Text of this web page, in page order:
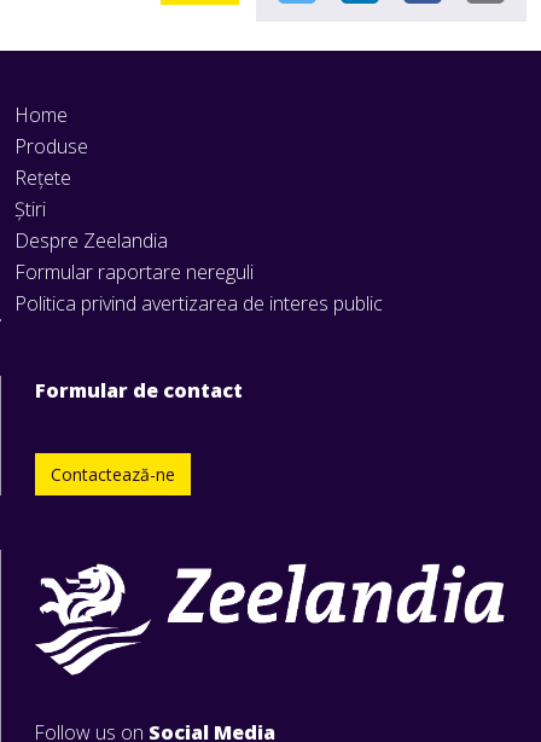
Home
Produse
Rețete
Știri
Despre Zeelandia
Formular raportare nereguli
Politica privind avertizarea de interes public
Formular de contact
Contactează-ne
Follow us on Social Media